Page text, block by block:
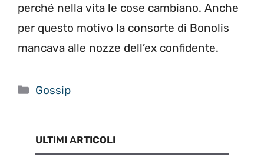
perché nella vita le cose cambiano. Anche
per questo motivo la consorte di Bonolis
mancava alle nozze dell’ex confidente.
Categorie
Gossip
ULTIMI ARTICOLI